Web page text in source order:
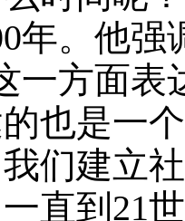
年。他强
一方面表
也是一
们建立
直到 21